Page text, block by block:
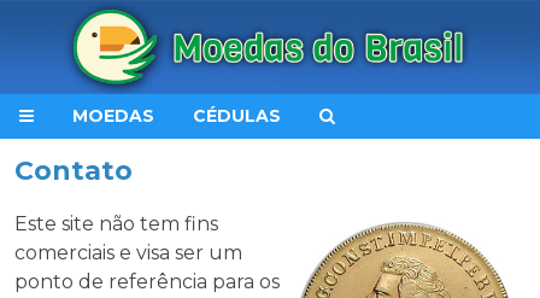
MOEDAS CÉDULAS
Contato
Este site não tem fins
comerciais e visa ser um
ponto de referência para os